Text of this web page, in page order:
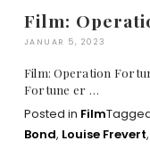
Film:
JANUAR 5, 2023
Film: Operation
Fortune er …
Posted in Film
Bond, Louise Frevert,